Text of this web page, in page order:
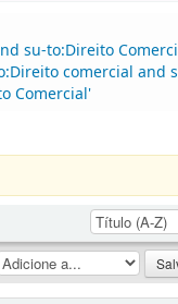
su-to:Direito
comercial
Comercial'